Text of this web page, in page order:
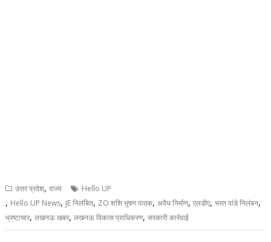
उत्तर प्रदेश,राज्य Hello UP
, Hello UP News, JE निलंबित, ZO शशि भूषण पाठक,अवैध निर्माण,एलडीए,भरत पांडे निलंबन,
भ्रष्टाचार,लखनऊ खबर,लखनऊ विकास प्राधिकरण,सरकारी कार्रवाई